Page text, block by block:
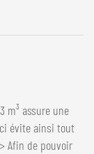
m³ assure une
évite ainsi tout
Afin de pouvoir